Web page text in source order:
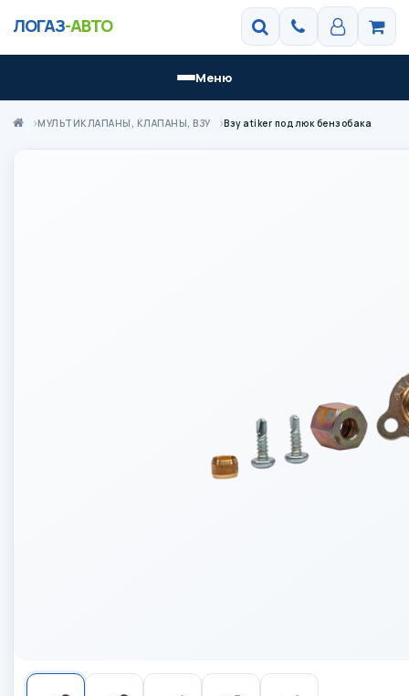
ЛОГАЗ-АВТО
Меню
МУЛЬТИКЛАПАНЫ, КЛАПАНЫ, ВЗУ Взу atiker под люк бензобака